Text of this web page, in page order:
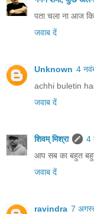
पता चला ना आज
जवाब दें
Unknown 4
achhi buletin
जवाब दें
शिवम् मिश्रा
4
आप सब का बहुत
जवाब दें
ravindra 7